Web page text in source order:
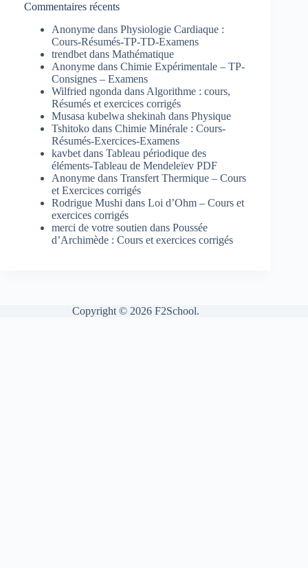
Commentaires récents
Anonyme dans Physiologie Cardiaque :
Cours-Résumés-TP-TD-Examens
trendbet dans Mathématique
Anonyme dans Chimie Expérimentale – TP-
Consignes – Examens
Wilfried ngonda dans Algorithme : cours,
Résumés et exercices corrigés
Musasa kubelwa shekinah dans Physique
Tshitoko dans Chimie Minérale : Cours-
Résumés-Exercices-Examens
kavbet dans Tableau périodique des
éléments-Tableau de Mendeleïev PDF
Anonyme dans Transfert Thermique – Cours
et Exercices corrigés
Rodrigue Mushi dans Loi d’Ohm – Cours et
exercices corrigés
merci de votre soutien dans Poussée
d’Archimède : Cours et exercices corrigés
Copyright © 2026 F2School.